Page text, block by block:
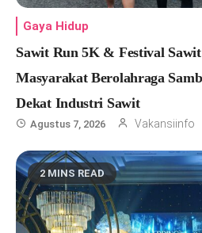
Gaya Hidup
Sawit Run 5K & Festival
Masyarakat Berolahraga
Dekat Industri Sawit
Agustus 7, 2026 Vakansiinfo
2 MINS READ